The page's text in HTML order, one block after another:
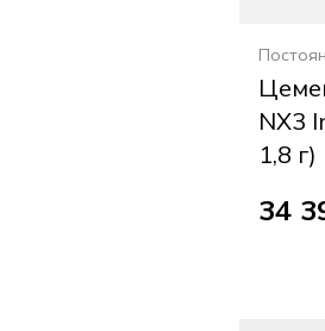
NX3
1,8 г)
34